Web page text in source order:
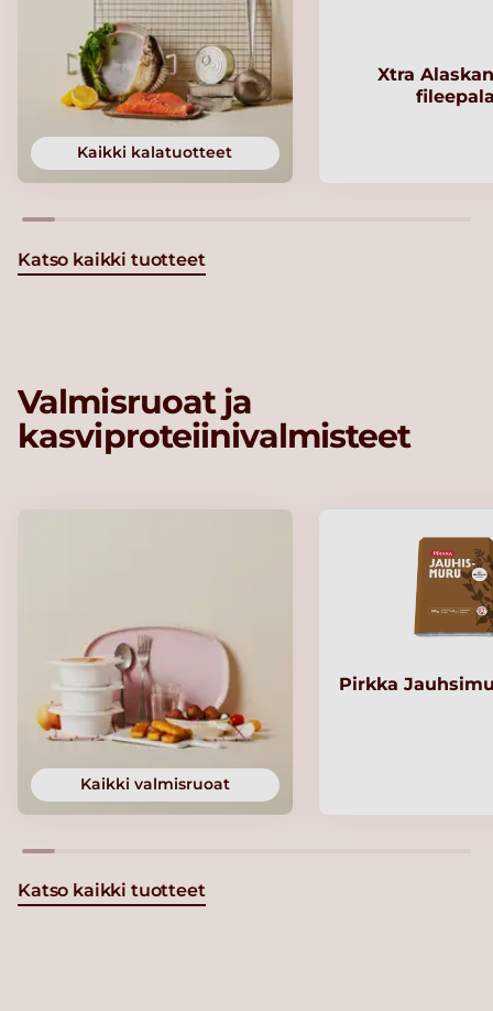
Kaikki kalatuotteet
Xtra
Katso kaikki tuotteet
Valmisruoat ja
kasviproteiinivalmisteet
Kaikki valmisruoat
Pirkka
Katso kaikki tuotteet